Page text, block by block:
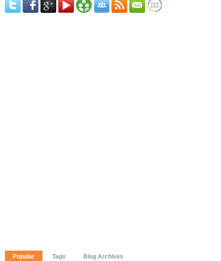
Popular Tags Blog Archives